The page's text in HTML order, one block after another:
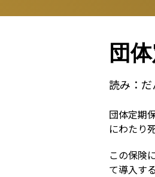
団
読み：
団体定期
にわたり
この保険
て導入す